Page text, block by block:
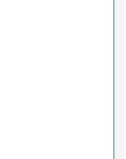
حيث تم تخصيص
للوحدات الطبية
متكاملة مثل
بالطاقة